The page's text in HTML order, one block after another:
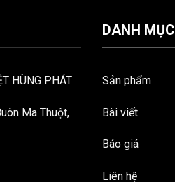
HÙNG PHÁT
Ma Thuột,
DANH MỤC
Sản phẩm
Bài viết
Báo giá
Liên hệ